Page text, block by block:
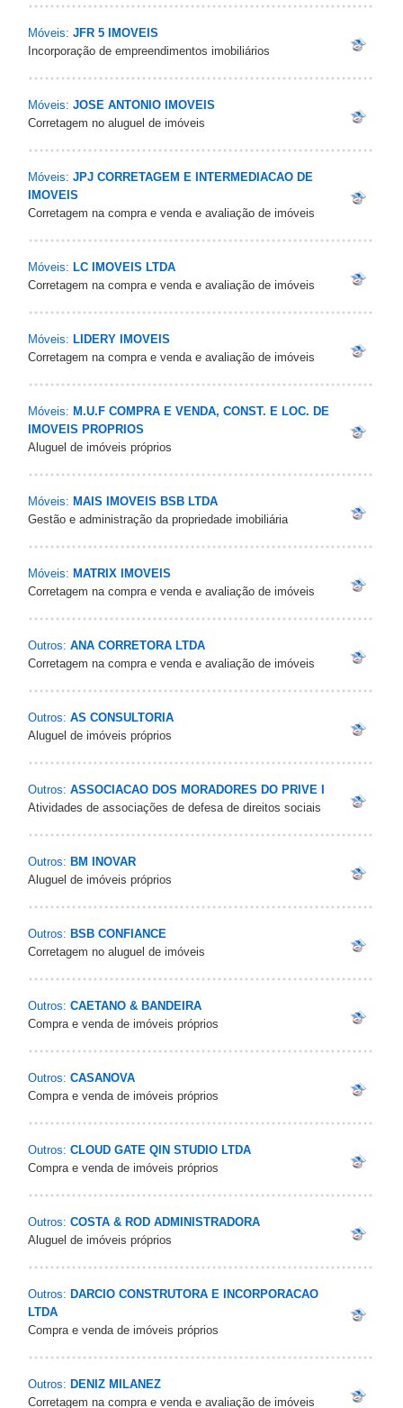
Móveis: JFR 5 IMOVEIS
Incorporação de empreendimentos imobiliários
Móveis: JOSE ANTONIO IMOVEIS
Corretagem no aluguel de imóveis
Móveis: JPJ CORRETAGEM E INTERMEDIACAO DE
IMOVEIS
Corretagem na compra e venda e avaliação de imóveis
Móveis: LC IMOVEIS LTDA
Corretagem na compra e venda e avaliação de imóveis
Móveis: LIDERY IMOVEIS
Corretagem na compra e venda e avaliação de imóveis
Móveis: M.U.F COMPRA E VENDA, CONST. E LOC. DE
IMOVEIS PROPRIOS
Aluguel de imóveis próprios
Móveis: MAIS IMOVEIS BSB LTDA
Gestão e administração da propriedade imobiliária
Móveis: MATRIX IMOVEIS
Corretagem na compra e venda e avaliação de imóveis
Outros: ANA CORRETORA LTDA
Corretagem na compra e venda e avaliação de imóveis
Outros: AS CONSULTORIA
Aluguel de imóveis próprios
Outros: ASSOCIACAO DOS MORADORES DO PRIVE I
Atividades de associações de defesa de direitos sociais
Outros: BM INOVAR
Aluguel de imóveis próprios
Outros: BSB CONFIANCE
Corretagem no aluguel de imóveis
Outros: CAETANO & BANDEIRA
Compra e venda de imóveis próprios
Outros: CASANOVA
Compra e venda de imóveis próprios
Outros: CLOUD GATE QIN STUDIO LTDA
Compra e venda de imóveis próprios
Outros: COSTA & ROD ADMINISTRADORA
Aluguel de imóveis próprios
Outros: DARCIO CONSTRUTORA E INCORPORACAO
LTDA
Compra e venda de imóveis próprios
Outros: DENIZ MILANEZ
Corretagem na compra e venda e avaliação de imóveis